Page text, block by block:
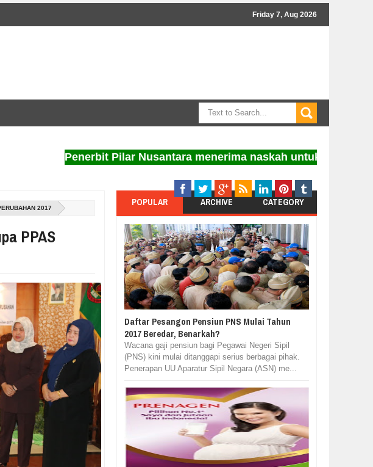
Friday 7, Aug 2026
Penerbit Pilar Nusantara menerima naskah untuk diterbitkan.
2017
PPAS
POPULAR ARCHIVE CATEGORY
Daftar Pesangon Pensiun PNS Mulai Tahun
2017 Beredar, Benarkah?
Wacana gaji pensiun bagi Pegawai Negeri Sipil
(PNS) kini mulai ditanggapi serius berbagai pihak.
Penerapan UU Aparatur Sipil Negara (ASN) me...